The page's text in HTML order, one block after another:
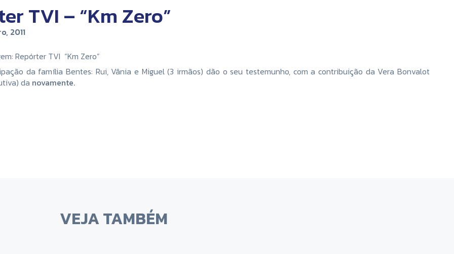
TVI – “Km Zero”
2011
Repórter TVI “Km Zero”
da família Bentes: Rui, Vânia e Miguel (3 irmãos) dão o seu testemunho, com a contribuição da Vera Bonvalot
da novamente.
VEJA TAMBÉM